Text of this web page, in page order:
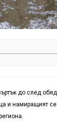
до след
и намиращият